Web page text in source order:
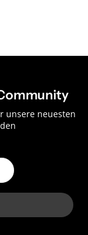
unsere neuesten